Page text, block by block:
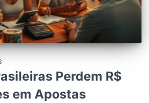
Perdem R$
em Apostas